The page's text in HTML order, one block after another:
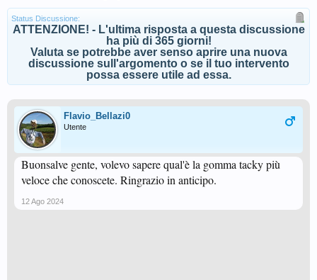
Status Discussione:
ATTENZIONE! - L'ultima risposta a questa discussione
ha più di 365 giorni!
Valuta se potrebbe aver senso aprire una nuova
discussione sull'argomento o se il tuo intervento
possa essere utile ad essa.
Flavio_Bellazi0
Utente
Buonsalve gente, volevo sapere qual'è la gomma tacky più
veloce che conoscete. Ringrazio in anticipo.
12 Ago 2024